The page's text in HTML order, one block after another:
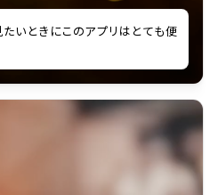
番組が視聴可能地域外からも見
だいております！